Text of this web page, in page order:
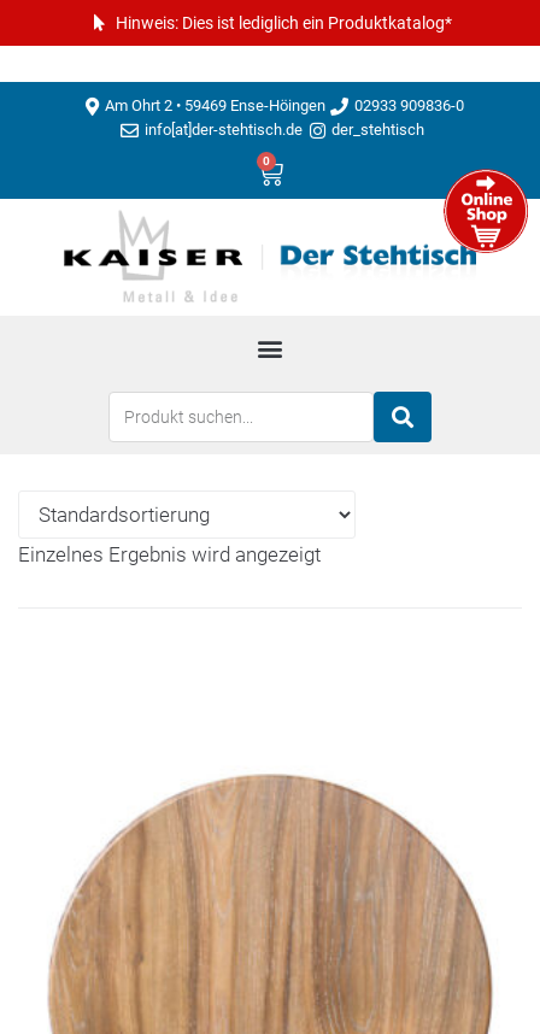
Hinweis: Dies ist lediglich ein Produktkatalog*
Am Ohrt 2 • 59469 Ense-Höingen
02933 909836-0
info[at]der-stehtisch.de
der_stehtisch
0
Einzelnes Ergebnis wird angezeigt